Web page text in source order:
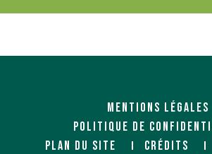
MENTIONS LÉGALES
POLITIQUE DE
PLAN DU SITE
CRÉDITS